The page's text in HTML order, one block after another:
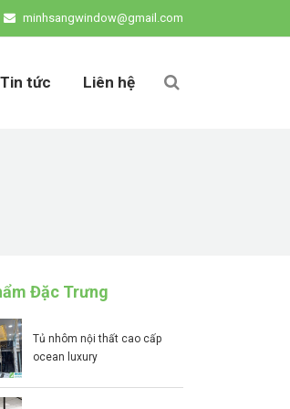
minhsangwindow@gmail.com
Tin tức Liên hệ
Đặc Trưng
tủ nhôm nội thất cao cấp
ocean luxury